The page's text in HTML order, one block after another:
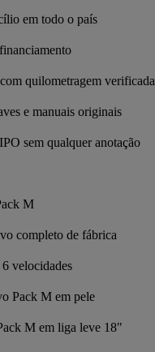
em todo o país
quilometragem verificada
e manuais originais
sem qualquer anotação
M
completo de fábrica
velocidades
Pack M em pele
M em liga leve 18"